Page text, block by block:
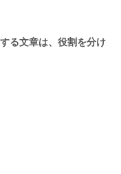
る文章は、役割を分け